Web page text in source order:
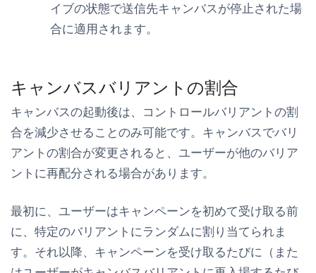
イブの状態で送信先キャンバスが停止された場
合に適用されます。
キャンバスバリアントの割合
キャンバスの起動後は、コントロールバリアントの割
合を減少させることのみ可能です。キャンバスでバリ
アントの割合が変更されると、ユーザーが他のバリア
ントに再配分される場合があります。
最初に、ユーザーはキャンペーンを初めて受け取る前
に、特定のバリアントにランダムに割り当てられま
す。それ以降、キャンペーンを受け取るたびに（また